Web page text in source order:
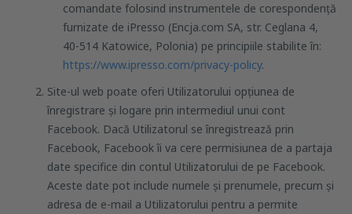
comandate folosind instrumentele de corespondență
furnizate de iPresso (Encja.com SA, str. Ceglana 4,
40-514 Katowice, Polonia) pe principiile stabilite în:
https://www.ipresso.com/privacy-policy.
Site-ul web poate oferi Utilizatorului opțiunea de
înregistrare și logare prin intermediul unui cont
Facebook. Dacă Utilizatorul se înregistrează prin
Facebook, Facebook îi va cere permisiunea de a partaja
date specifice din contul Utilizatorului de pe Facebook.
Aceste date pot include numele și prenumele, precum și
adresa de e-mail a Utilizatorului pentru a permite